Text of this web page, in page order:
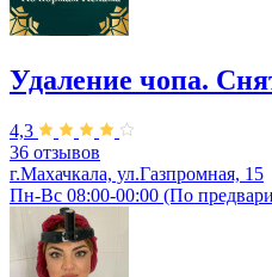
Удаление чопа.
4,3
36 отзывов
г.Махачкала, ул.Газпромная, 15
Пн-Вс 08:00-00:00 (По